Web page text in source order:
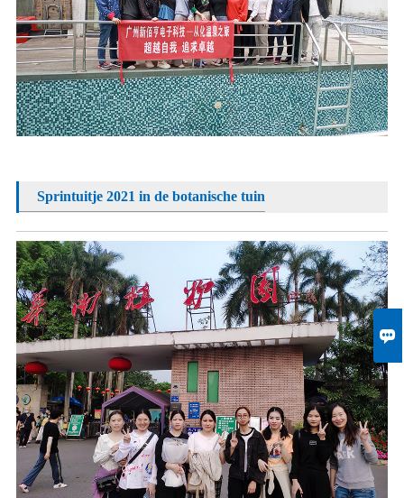

Sprintuitje 2021 in de botanische tuin